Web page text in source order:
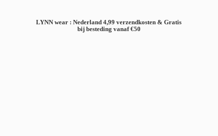
LYNN wear : Nederland 4,99 verzendkosten & Gratis
bij besteding vanaf €50